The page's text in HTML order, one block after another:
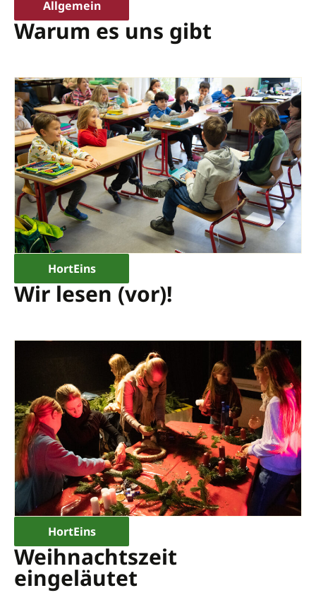
Allgemein
Warum es uns gibt
HortEins
Wir lesen (vor)!
HortEins
Weihnachtszeit
eingeläutet